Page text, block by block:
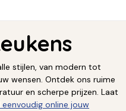
stijlen, van modern tot
wensen. Ontdek ons ruime
en scherpe prijzen. Laat
online jouw